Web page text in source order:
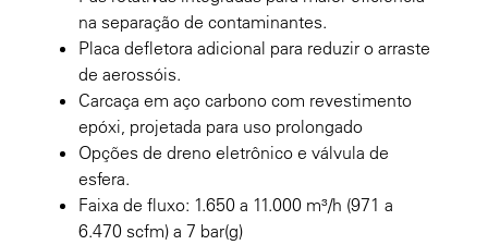
na separação de contaminantes.
Placa defletora adicional para reduzir o arraste
de aerossóis.
Carcaça em aço carbono com revestimento
epóxi, projetada para uso prolongado
Opções de dreno eletrônico e válvula de
esfera.
Faixa de fluxo: 1.650 a 11.000 m³/h (971 a
6.470 scfm) a 7 bar(g)